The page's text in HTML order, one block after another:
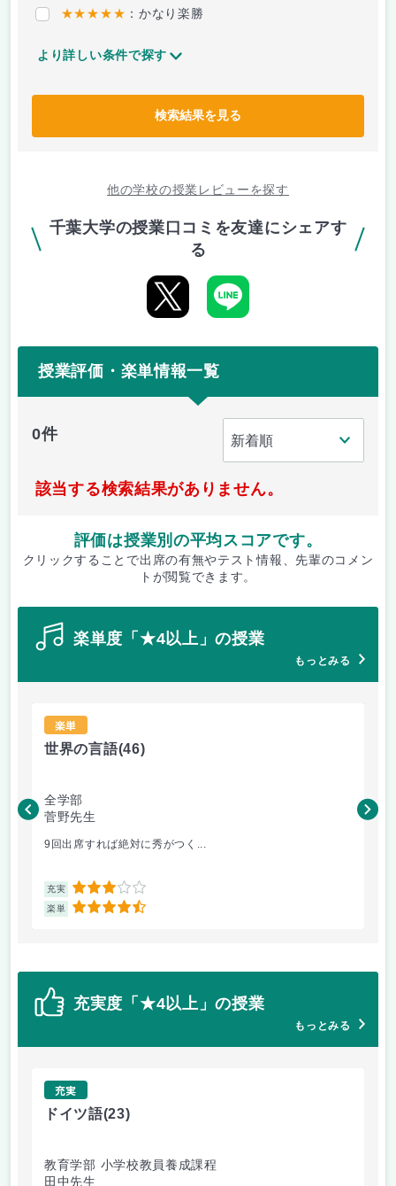
★★★★★ ：かなり楽勝
より詳しい条件で探す
検索結果を見る
他の学校の授業レビューを探す
千葉大学の授業口コミを友達にシェアす
る
授業評価・楽単情報一覧
0件
該当する検索結果がありません。
評価は授業別の平均スコアです。
クリックすることで出席の有無やテスト情報、先輩のコメン
トが閲覧できます。
楽単度「★4以上」の授業
もっとみる
楽単
世界の言語(46)
全学部
菅野先生
9回出席すれば絶対に秀がつく...
充実 3
楽単 4.5
菅
充実度「★4以上」の授業
もっとみる
充実
ドイツ語(23)
教育学部 小学校教員養成課程
田中先生